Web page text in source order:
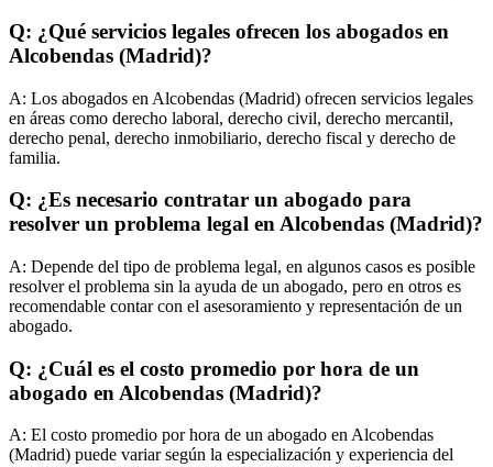
Q: ¿Qué servicios legales ofrecen los abogados en
Alcobendas (Madrid)?
A: Los abogados en Alcobendas (Madrid) ofrecen servicios legales
en áreas como derecho laboral, derecho civil, derecho mercantil,
derecho penal, derecho inmobiliario, derecho fiscal y derecho de
familia.
Q: ¿Es necesario contratar un abogado para
resolver un problema legal en Alcobendas (Madrid)?
A: Depende del tipo de problema legal, en algunos casos es posible
resolver el problema sin la ayuda de un abogado, pero en otros es
recomendable contar con el asesoramiento y representación de un
abogado.
Q: ¿Cuál es el costo promedio por hora de un
abogado en Alcobendas (Madrid)?
A: El costo promedio por hora de un abogado en Alcobendas
(Madrid) puede variar según la especialización y experiencia del